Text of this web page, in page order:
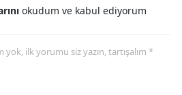
okudum ve kabul ediyorum
ilk yorumu siz yazın, tartışalım *